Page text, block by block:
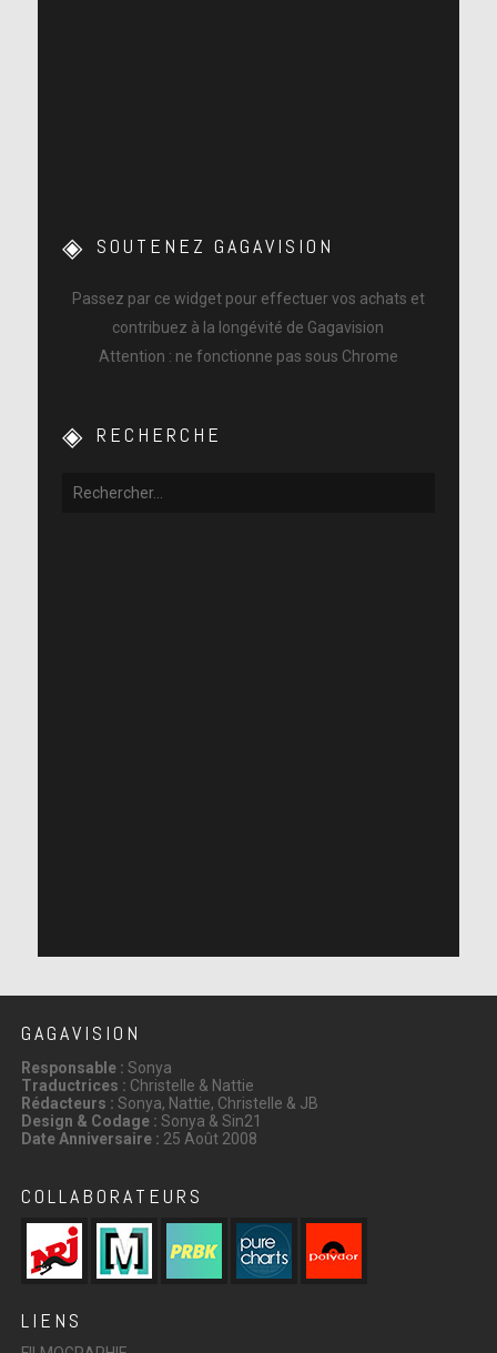
SOUTENEZ GAGAVISION
Passez par ce widget pour effectuer vos achats et
contribuez à la longévité de Gagavision
Attention : ne fonctionne pas sous Chrome
RECHERCHE
GAGAVISION
Responsable : Sonya
Traductrices : Christelle & Nattie
Rédacteurs : Sonya, Nattie, Christelle & JB
Design & Codage : Sonya & Sin21
Date Anniversaire : 25 Août 2008
COLLABORATEURS
LIENS